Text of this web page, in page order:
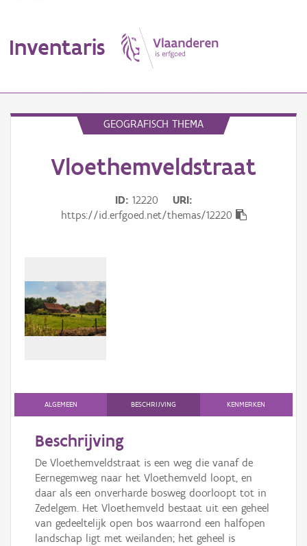
Inventaris
Erfgoedobject
Gebeurtenis
Persoon of collectief
Aanmelden
GEOGRAFISCH THEMA
Vloethemveldstraat
ID 12220
URI
https://id.erfgoed.net/themas/12220
ALGEMEEN BESCHRIJVING KENMERKEN
Beschrijving
De Vloethemveldstraat is een weg die vanaf de
Eernegemweg naar het Vloethemveld loopt, en
daar als een onverharde bosweg doorloopt tot in
Zedelgem. Het Vloethemveld bestaat uit een geheel
van gedeeltelijk open bos waarrond een halfopen
landschap ligt met weilanden; het geheel is